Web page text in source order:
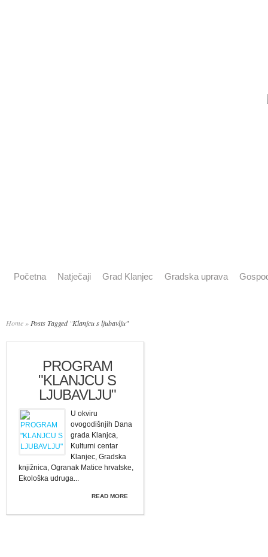
Početna Natječaji Grad Klanjec Gradska uprava
Home » Posts Tagged "Klanjcu s ljubavlju"
PROGRAM
"KLANJCU S
LJUBAVLJU"
U okviru
ovogodišnjih Dana
grada Klanjca,
Kulturni centar
Klanjec, Gradska
knjižnica, Ogranak Matice hrvatske,
Ekološka udruga...
READ MORE